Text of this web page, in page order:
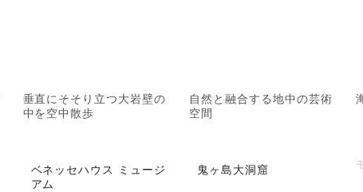
垂直にそそり立つ大岩壁の
中を空中散歩
自然と融合する地中の芸術
空間
ベネッセハウス ミュージ
アム
鬼ヶ島大洞窟